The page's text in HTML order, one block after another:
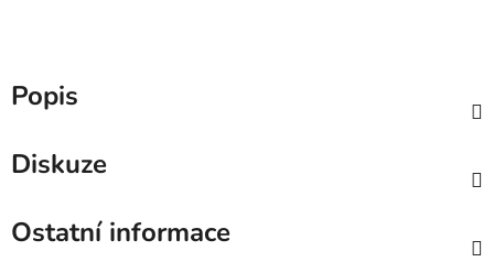
Popis
Diskuze
Ostatní informace